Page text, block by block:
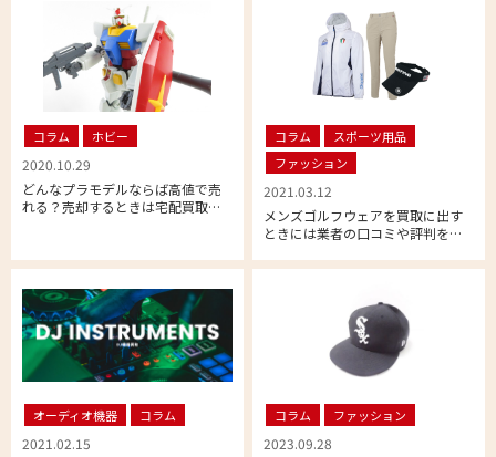
コラム ホビー
2020.10.29
どんなプラモデルならば高値で売
れる？売却するときは宅配買取が
コラム
スポーツ用品
ファッション
2021.03.12
メンズゴルフウェアを買取に出す
ときには業者の口コミや評判をし
オーディオ機器 コラム
2021.02.15
コラム ファッション
2023.09.28